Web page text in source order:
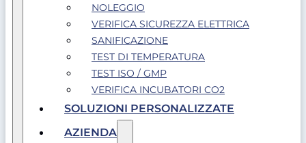
NOLEGGIO
VERIFICA SICUREZZA ELETTRICA
SANIFICAZIONE
TEST DI TEMPERATURA
TEST ISO / GMP
VERIFICA INCUBATORI CO2
SOLUZIONI PERSONALIZZATE
AZIENDA